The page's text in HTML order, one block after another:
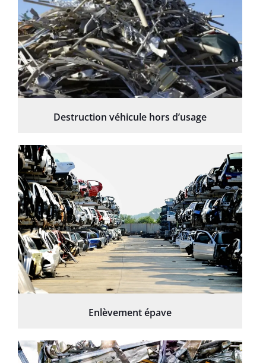
Destruction véhicule hors d’usage
Enlèvement épave